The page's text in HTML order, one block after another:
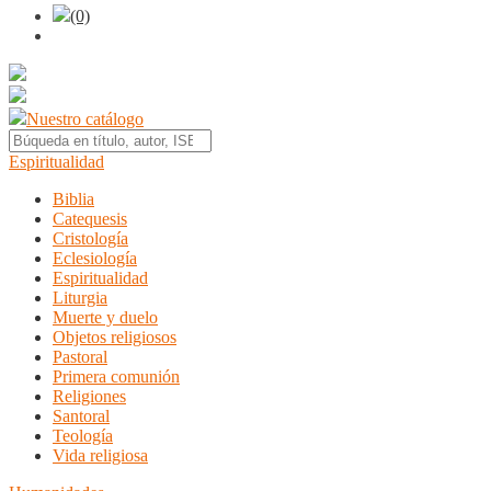
(0)
Nuestro catálogo
Espiritualidad
Biblia
Catequesis
Cristología
Eclesiología
Espiritualidad
Liturgia
Muerte y duelo
Objetos religiosos
Pastoral
Primera comunión
Religiones
Santoral
Teología
Vida religiosa